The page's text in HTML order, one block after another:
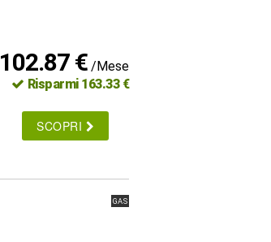
102.87 € /Mese
Risparmi 163.33 €
SCOPRI
GAS